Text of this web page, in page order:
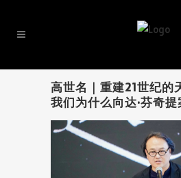
高世名｜重建21世纪
我们为什么向达·芬奇提